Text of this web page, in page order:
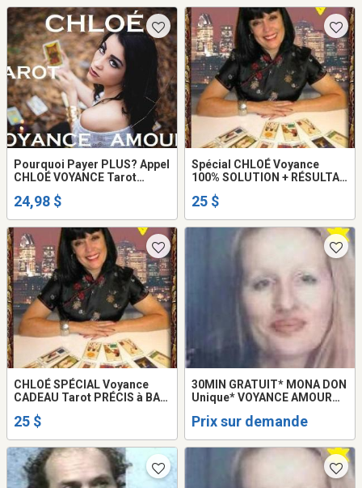
Pourquoi Payer PLUS? Appel
CHLOÉ VOYANCE Tarot
24,98 $
Spécial CHLOÉ Voyance
100% SOLUTION + RÉSULTAT
514-969-2563
25 $
CHLOÉ SPÉCIAL Voyance
CADEAU Tarot PRÉCIS à BAS
25 $
30MIN GRATUIT* MONA DON
Unique* VOYANCE AMOUR
MEDIUM Montréal LOVE
Prix sur demande